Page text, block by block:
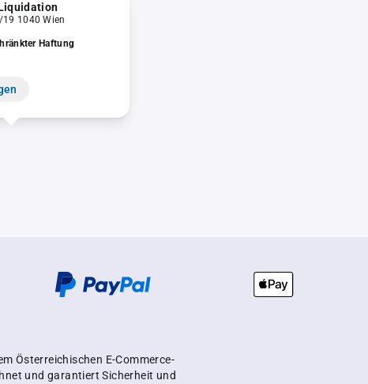
1040 Wien
Haftung
Österreichischen E-Commerce-
und garantiert Sicherheit und